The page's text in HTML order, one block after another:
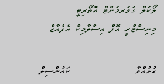
ލޯކަލް ގަވަރމަންޓް އޮތޯރިޓީ
މިނިސްޓްރީ އޮފް އިސްލާމިކް އެފެއާޒް
ކައުންސިލް ގުޅުއްވާ